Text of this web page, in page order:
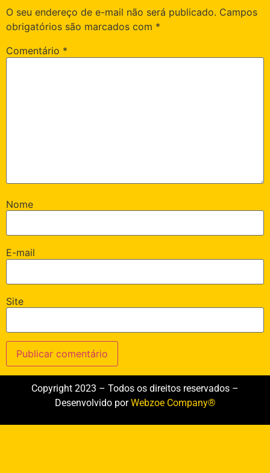
O seu endereço de e-mail não será publicado. Campos
obrigatórios são marcados com *
Comentário *
Nome
E-mail
Site
Copyright 2023 – Todos os direitos reservados –
Desenvolvido porWebzoe Company®